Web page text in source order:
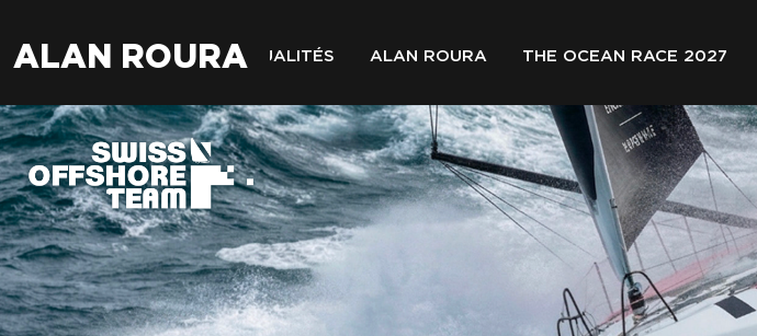
ALAN ROURAACTUALITÉS ALAN ROURA THE OCEAN RACE 2027